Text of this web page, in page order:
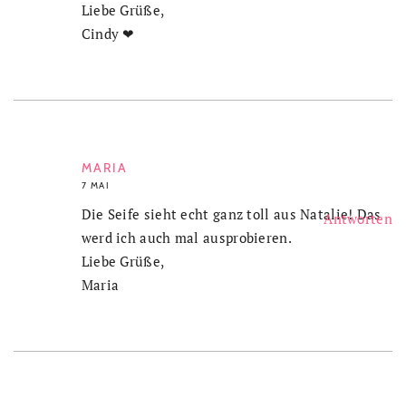
Liebe Grüße,
Cindy ❤
MARIA
7 MAI
Die Seife sieht echt ganz toll aus Natalie! Das
werd ich auch mal ausprobieren.
Liebe Grüße,
Maria
Antworten